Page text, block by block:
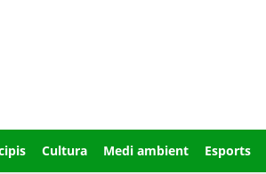
Cultura Medi ambient Esports